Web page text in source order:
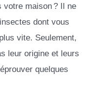
votre maison ? Il ne
dont vous
vite. Seulement,
leur origine et leurs
quelques